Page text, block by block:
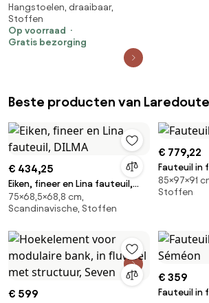
Taupe Met Ronde Rug
Hangstoelen, draaibaar,
Stoffen
Op voorraad
Gratis bezorging
Beste producten van Laredoute
€ 434,25
Eiken, fineer en Lina fauteuil,
DILMA
75×68,5×68,8 cm,
Scandinavische, Stoffen
€ 779,22
Fauteuil in
85×97×91
Stoffen
€ 599
€ 359
Fauteuil in